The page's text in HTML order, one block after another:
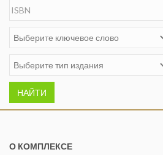
НАЙТИ
О КОМПЛЕКСЕ